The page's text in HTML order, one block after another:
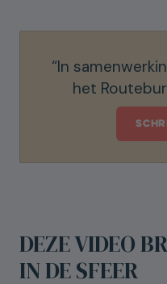
“In
het
DEZE VIDEO
IN DE SFEER
Adres
Postcode
Stad of gemeente